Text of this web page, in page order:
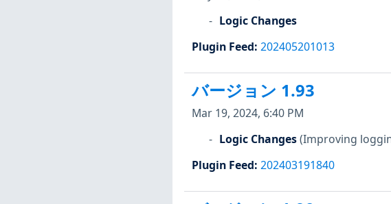
Logic Changes
Plugin Feed: 202405201013
バージョン 1.93
Mar 19, 2024, 6:40 PM
Logic Changes(Improving
Plugin Feed: 202403191840